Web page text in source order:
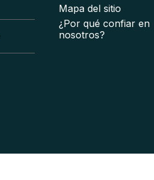
Mapa del sitio
¿Por qué confiar en
nosotros?